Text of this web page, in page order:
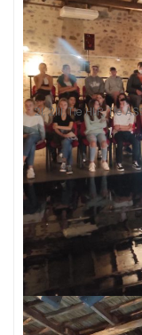
2I, 2III, Tle HLP, Tle